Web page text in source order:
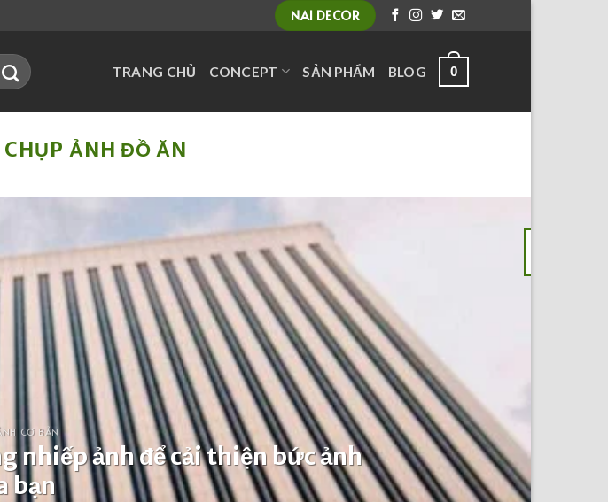
NAI DECOR
TRANG CHỦ CONCEPT SẢN PHẨM BLOG 0
CHỤP ẢNH ĐỒ ĂN
CƠ BẢN
nhiếp ảnh để cải thiện bức ảnh
bạn